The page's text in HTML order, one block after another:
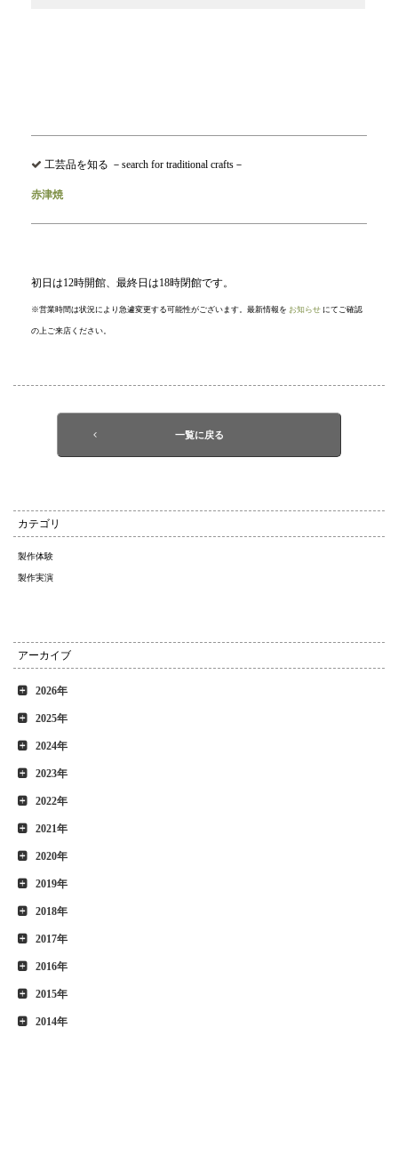
工芸品を知る －search for traditional crafts－
赤津焼
初日は12時開館、最終日は18時閉館です。
※営業時間は状況により急遽変更する可能性がございます。最新情報を お知らせ にてご確認
の上ご来店ください。
一覧に戻る
カテゴリ
製作体験
製作実演
アーカイブ
2026年
2025年
2024年
2023年
2022年
2021年
2020年
2019年
2018年
2017年
2016年
2015年
2014年